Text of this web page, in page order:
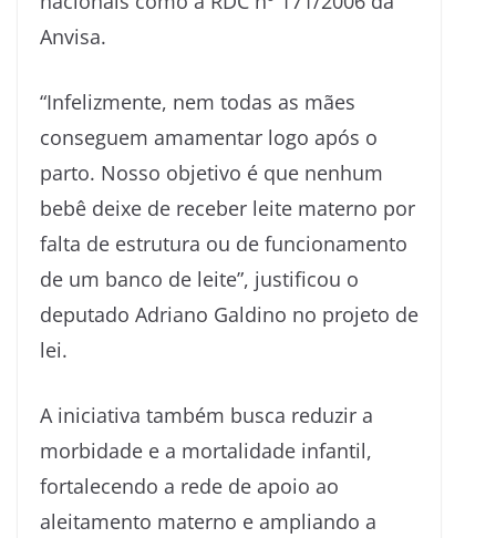
Anvisa.
“Infelizmente, nem todas as mães
conseguem amamentar logo após o
parto. Nosso objetivo é que nenhum
bebê deixe de receber leite materno por
falta de estrutura ou de funcionamento
de um banco de leite”, justificou o
deputado Adriano Galdino no projeto de
lei.
A iniciativa também busca reduzir a
morbidade e a mortalidade infantil,
fortalecendo a rede de apoio ao
aleitamento materno e ampliando a